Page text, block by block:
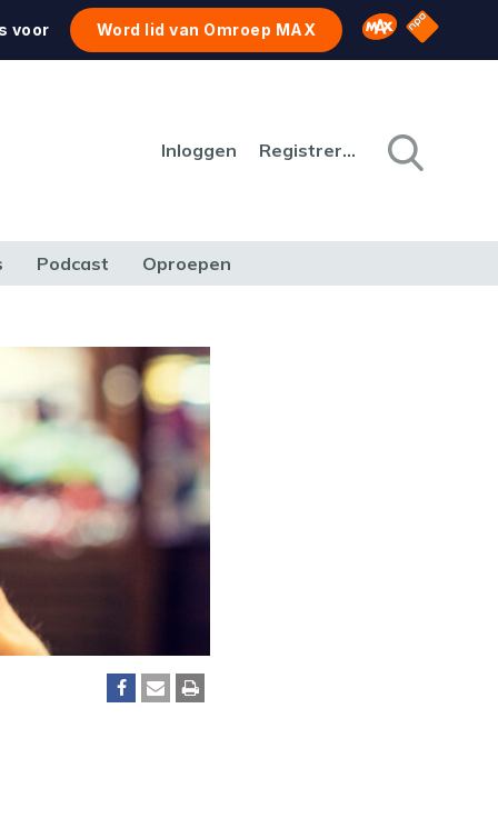
voor Word lid van Omroep MAX Omroep MAX
NPO
Inloggen Registreren
Podcast Oproepen